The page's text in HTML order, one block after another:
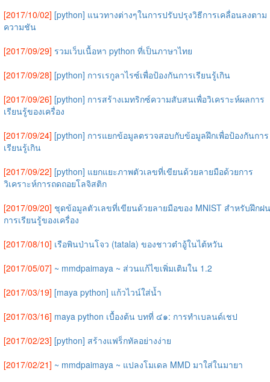
[2017/10/02] [python] แนวทางต่างๆในการปรับปรุงวิธีการเคลื่อนลงตาม
ความชัน
[2017/09/29] รวมเว็บเนื้อหา python ที่เป็นภาษาไทย
[2017/09/28] [python] การเรกูลาไรซ์เพื่อป้องกันการเรียนรู้เกิน
[2017/09/26] [python] การสร้างเมทริกซ์ความสับสนเพื่อวิเคราะห์ผลการ
เรียนรู้ของเครื่อง
[2017/09/24] [python] การแยกข้อมูลตรวจสอบกับข้อมูลฝึกเพื่อป้องกันการ
เรียนรู้เกิน
[2017/09/22] [python] แยกแยะภาพตัวเลขที่เขียนด้วยลายมือด้วยการ
วิเคราะห์การถดถอยโลจิสติก
[2017/09/20] ชุดข้อมูลตัวเลขที่เขียนด้วยลายมือของ MNIST สำหรับฝึกฝน
การเรียนรู้ของเครื่อง
[2017/08/10] เรือพินป่านโจว (tatala) ของชาวต๋าอู้ในไต้หวัน
[2017/05/07] ~ mmdpaimaya ~ ส่วนแก้ไขเพิ่มเติมใน 1.2
[2017/03/19] [maya python] แก้วไวน์ใส่น้ำ
[2017/03/16] maya python เบื้องต้น บทที่ ๔๑: การทำเบลนด์เชป
[2017/02/23] [python] สร้างแฟร็กทัลอย่างง่าย
[2017/02/21] ~ mmdpaimaya ~ แปลงโมเดล MMD มาใส่ในมายา